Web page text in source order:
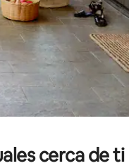
cerca de ti